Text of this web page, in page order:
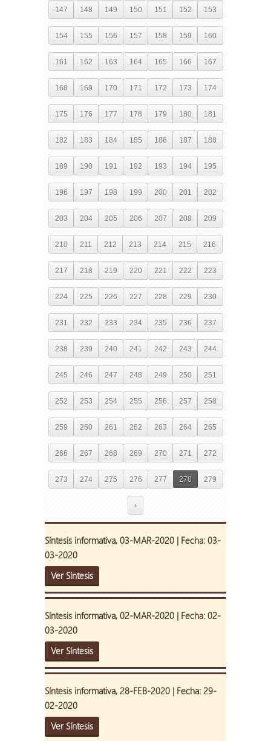
147 148 149 150 151 152 153
154 155 156 157 158 159 160
161 162 163 164 165 166 167
168 169 170 171 172 173 174
175 176 177 178 179 180 181
182 183 184 185 186 187 188
189 190 191 192 193 194 195
196 197 198 199 200 201 202
203 204 205 206 207 208 209
210 211 212 213 214 215 216
217 218 219 220 221 222 223
224 225 226 227 228 229 230
231 232 233 234 235 236 237
238 239 240 241 242 243 244
245 246 247 248 249 250 251
252 253 254 255 256 257 258
259 260 261 262 263 264 265
266 267 268 269 270 271 272
273 274 275 276 277 278 279
›
Síntesis informativa, 03-MAR-2020 | Fecha: 03-
03-2020
Ver Síntesis
Síntesis informativa, 02-MAR-2020 | Fecha: 02-
03-2020
Ver Síntesis
Síntesis informativa, 28-FEB-2020 | Fecha: 29-
02-2020
Ver Síntesis